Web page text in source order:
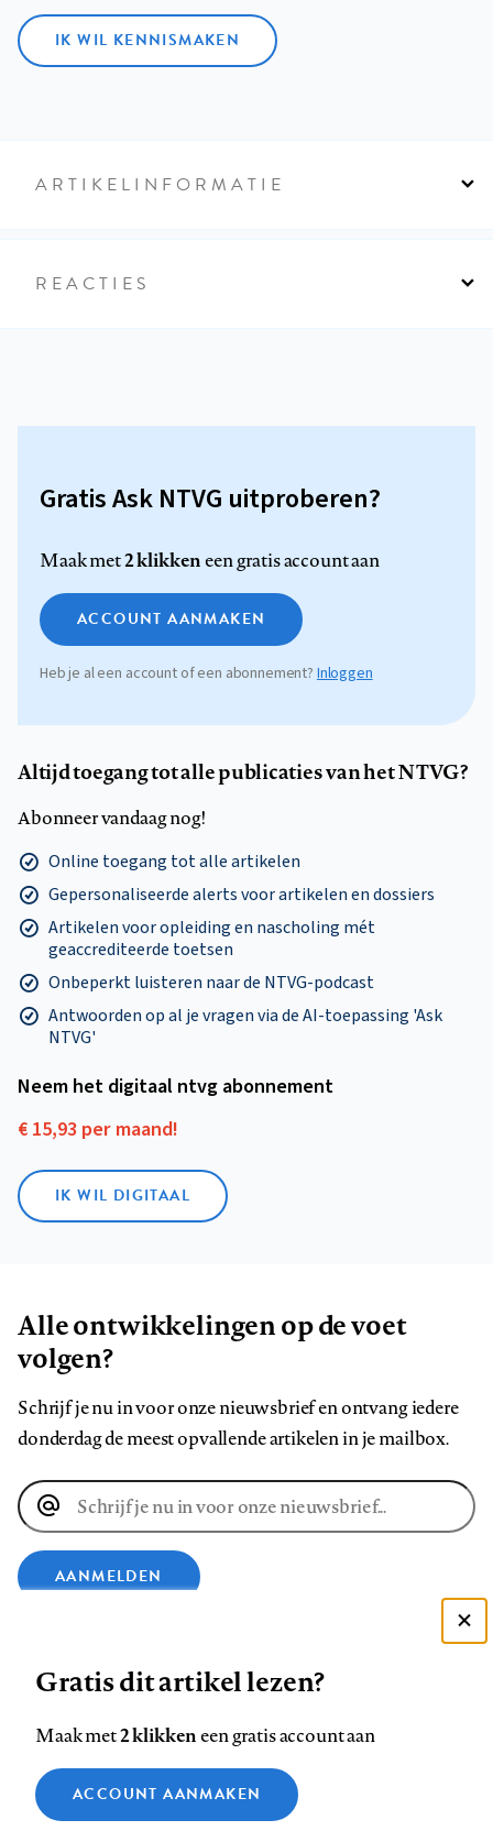
IK WIL KENNISMAKEN
ARTIKELINFORMATIE
REACTIES
Gratis Ask NTVG uitproberen?
Maak met2 klikkeneen gratis account aan
ACCOUNT AANMAKEN
Heb je al een account of een abonnement?Inloggen
Altijd toegang tot alle publicaties van het NTVG?
Abonneer vandaag nog!
Online toegang tot alle artikelen
Gepersonaliseerde alerts voor artikelen en dossiers
Artikelen voor opleiding en nascholing mét
geaccrediteerde toetsen
Onbeperkt luisteren naar de NTVG-podcast
Antwoorden op al je vragen via de AI-toepassing 'Ask
NTVG'
Neem het digitaal ntvg abonnement
€ 15,93 per maand!
IK WIL DIGITAAL
Alle ontwikkelingen op de voet
volgen?
Schrijf je nu in voor onze nieuwsbrief en ontvang iedere
donderdag de meest opvallende artikelen in je mailbox.
E-
mailadres
AANMELDEN
op
Facebook
op
LinkedIn
op
Bluesky
ons
op
InstagramYouTube
Footer
Contact Colofon Disclaimer Privacy
Medische vragen verdienen
Zie onze cookie policy
Analytische cookies
Gratis dit artikel lezen?
Maak met2 klikkeneen gratis account aan
ACCOUNT AANMAKEN